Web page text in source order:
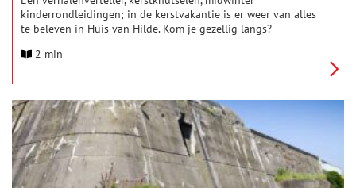
kinderrondleidingen; in de kerstvakantie is er weer van alles
te beleven in Huis van Hilde. Kom je gezellig langs?
2 min